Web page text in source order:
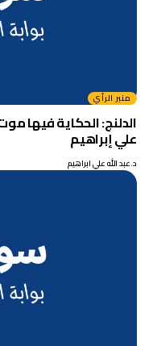
منبر الرأي
الدلنج: الحكاية فيها
علي إبراهيم
د.عبد الله علي ابراهيم